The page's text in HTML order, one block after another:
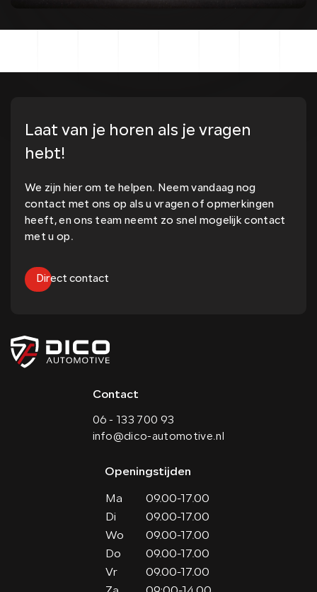
Laat van je horen als je vragen
hebt!
We zijn hier om te helpen. Neem vandaag nog
contact met ons op als u vragen of opmerkingen
heeft, en ons team neemt zo snel mogelijk contact
met u op.
Direct contact
Contact
06 - 133 700 93
info@dico-automotive.nl
Openingstijden
Ma
09.00-17.00
Di
09.00-17.00
Wo
09.00-17.00
Do
09.00-17.00
Vr
09.00-17.00